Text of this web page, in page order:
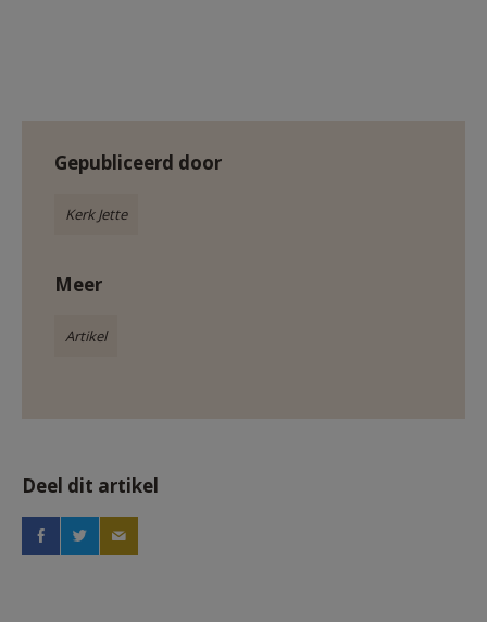
Gepubliceerd door
Kerk Jette
Meer
Artikel
Deel dit artikel